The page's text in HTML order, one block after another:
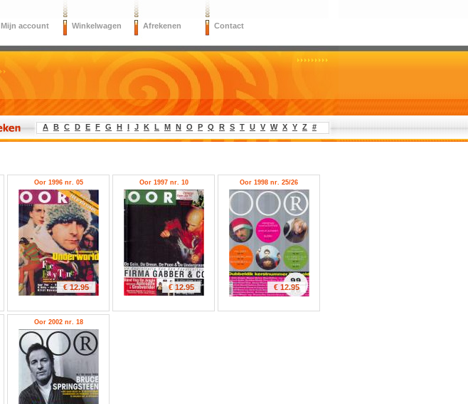
Mijn account Winkelwagen Afrekenen Contact
A B C D E F G H I J K L M N O P Q R S T U V W X Y Z #
Oor 1996 nr. 05
€ 12.95
Oor 1997 nr. 10
€ 12.95
Oor 1998 nr. 25/26
€ 12.95
Oor 2002 nr. 18